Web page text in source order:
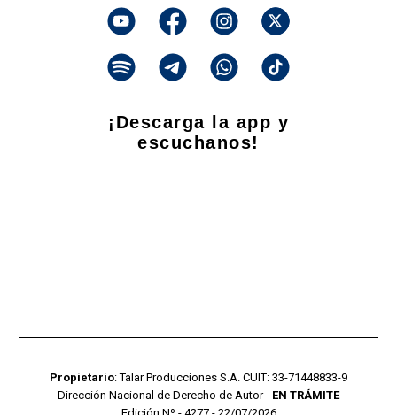
¡Descarga la app y
escuchanos!
Propietario: Talar Producciones S.A. CUIT: 33-71448833-9
Dirección Nacional de Derecho de Autor - EN TRÁMITE